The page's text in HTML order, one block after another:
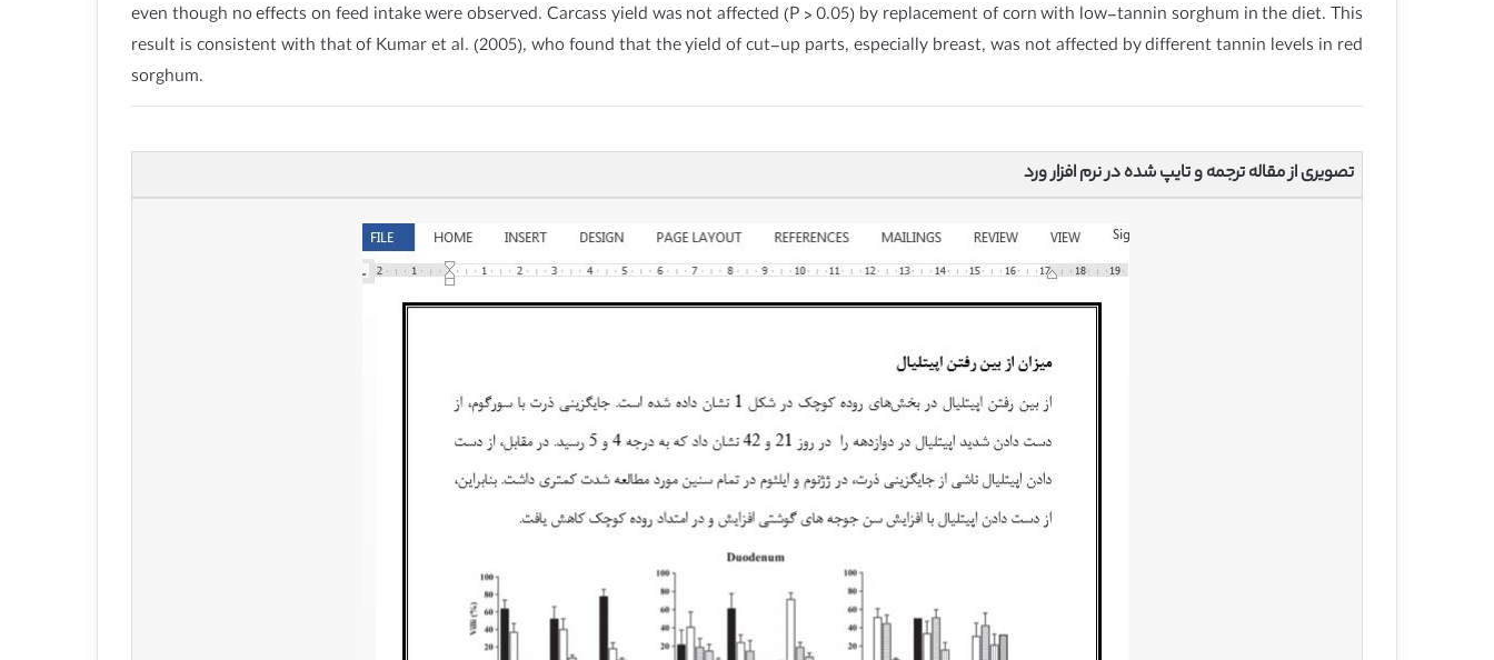
even though no effects on feed intake were observed. Carcass yield was not affected (P > 0.05) by replacement of corn with low-tannin sorghum in the diet. This
result is consistent with that of Kumar et al. (2005), who found that the yield of cut-up parts, especially breast, was not affected by different tannin levels in red
sorghum.
تصویری از مقاله ترجمه و تایپ شده در نرم افزار ورد